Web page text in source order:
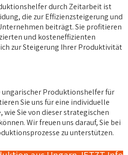
durch Zeitarbeit ist
die zur Effizienzsteigerung und
beiträgt. Sie profitieren
und kosteneffizienten
zur Steigerung Ihrer Produktivität
ungarischer Produktionshelfer für
Sie uns für eine individuelle
wie Sie von dieser strategischen
Wir freuen uns darauf, Sie bei
zu unterstützen.